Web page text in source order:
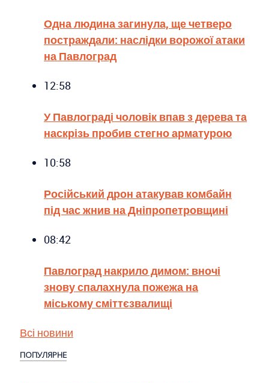
Одна людина загинула, ще четверо
постраждали: наслідки ворожої атаки
на Павлоград
12:58
У Павлограді чоловік впав з дерева та
наскрізь пробив стегно арматурою
10:58
Російський дрон атакував комбайн
під час жнив на Дніпропетровщині
08:42
Павлоград накрило димом: вночі
знову спалахнула пожежа на
міському сміттєзвалищі
Всі новини
ПОПУЛЯРНЕ